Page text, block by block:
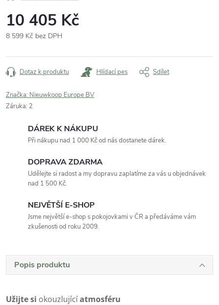
10 405 Kč
8 599 Kč bez DPH
cena:
Dotaz k produktu Hlídací pes Sdílet
Značka: Nieuwkoop Europe BV
Záruka: 2
DÁREK K NÁKUPU
Při nákupu nad 1 000 Kč od nás dostanete dárek.
DOPRAVA ZDARMA
Udělejte si radost a my dopravu zaplatíme za vás u objednávek
nad 1 500 Kč.
NEJVĚTŠÍ E-SHOP
Jsme největší e-shop s pokojovkami v ČR a předáváme vám
zkušenosti od roku 2009.
Popis produktu
Užijte si okouzlujícíatmosféru